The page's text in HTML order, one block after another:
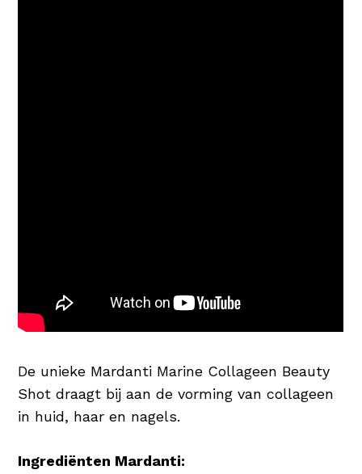
De unieke Mardanti Marine Collageen Beauty
Shot draagt bij aan de vorming van collageen
in huid, haar en nagels.
Ingrediënten Mardanti: